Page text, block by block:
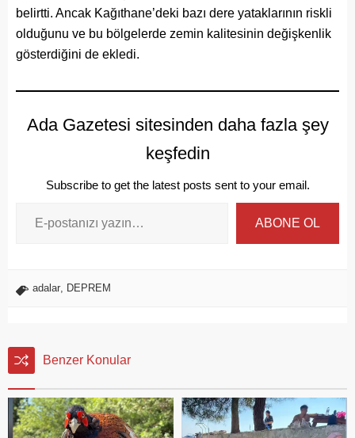
belirtti. Ancak Kağıthane’deki bazı dere yataklarının riskli
olduğunu ve bu bölgelerde zemin kalitesinin değişkenlik
gösterdiğini de ekledi.
Ada Gazetesi sitesinden daha fazla şey
keşfedin
Subscribe to get the latest posts sent to your email.
ABONE OL
adalar DEPREM
Benzer Konular